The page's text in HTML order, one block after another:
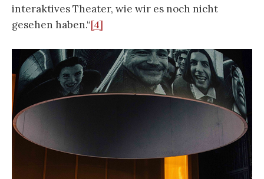
interaktives Theater, wie wir es noch nicht
gesehen haben.“[4]